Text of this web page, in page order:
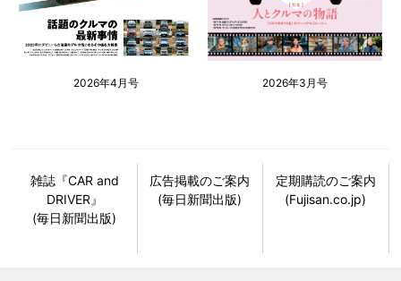
2026年4月号 2026年3月号
雑誌『CAR and
DRIVER』
(毎日新聞出版)
広告掲載のご案内
(毎日新聞出版)
定期購読のご案内
(Fujisan.co.jp)